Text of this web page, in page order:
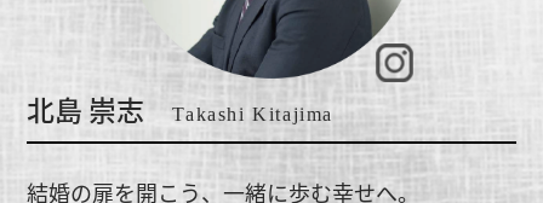
北島 崇志Takashi Kitajima
結婚の扉を開こう、一緒に歩む幸せへ。